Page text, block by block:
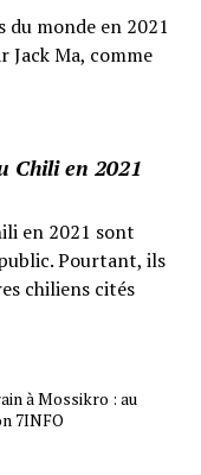
du monde en 2021
Jack Ma, comme
Chili en 2021
en 2021 sont
Pourtant, ils
chiliens cités
à Mossikro : au
7INFO